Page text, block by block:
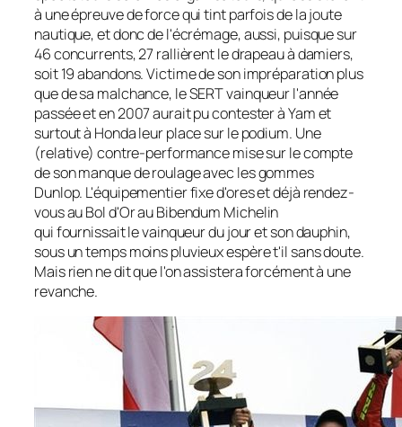
à une épreuve de force qui tint parfois de la joute
nautique, et donc de l'écrémage, aussi, puisque sur
46 concurrents, 27 rallièrent le drapeau à damiers,
soit 19 abandons. Victime de son impréparation plus
que de sa malchance, le SERT vainqueur l'année
passée et en 2007 aurait pu contester à Yam et
surtout à Honda leur place sur le podium. Une
(relative) contre-performance mise sur le compte
de son manque de roulage avec les gommes
Dunlop. L'équipementier fixe d'ores et déjà rendez-
vous au Bol d'Or au Bibendum Michelin
qui fournissait le vainqueur du jour et son dauphin,
sous un temps moins pluvieux espère t'il sans doute.
Mais rien ne dit que l'on assistera forcément à une
revanche.